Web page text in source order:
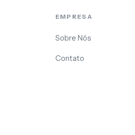
EMPRESA
Sobre Nós
Contato